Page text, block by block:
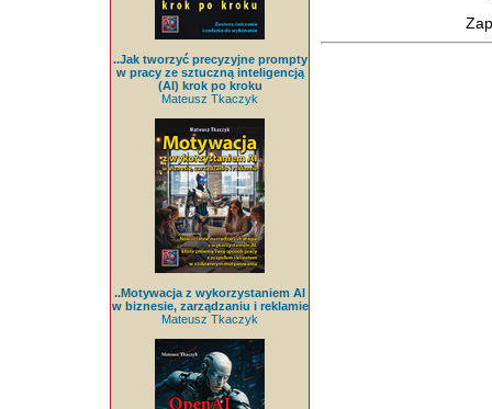
..Jak tworzyć precyzyjne prompty
w pracy ze sztuczną inteligencją
(AI) krok po kroku
Mateusz Tkaczyk
..Motywacja z wykorzystaniem AI
w biznesie, zarządzaniu i reklamie
Mateusz Tkaczyk